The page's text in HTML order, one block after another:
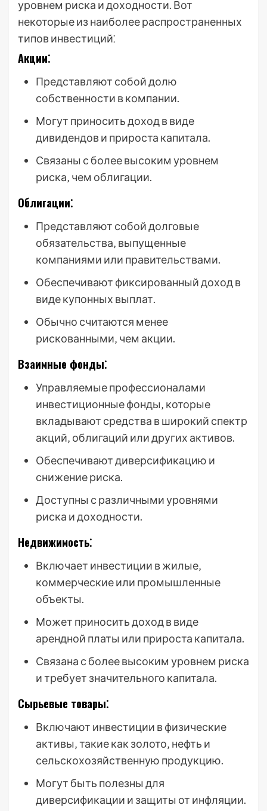
уровнем риска и доходности. Вот
некоторые из наиболее распространенных
типов инвестиций⁚
Акции⁚
Представляют собой долю
собственности в компании.
Могут приносить доход в виде
дивидендов и прироста капитала.
Связаны с более высоким уровнем
риска‚ чем облигации.
Облигации⁚
Представляют собой долговые
обязательства‚ выпущенные
компаниями или правительствами.
Обеспечивают фиксированный доход в
виде купонных выплат.
Обычно считаются менее
рискованными‚ чем акции.
Взаимные фонды⁚
Управляемые профессионалами
инвестиционные фонды‚ которые
вкладывают средства в широкий спектр
акций‚ облигаций или других активов.
Обеспечивают диверсификацию и
снижение риска.
Доступны с различными уровнями
риска и доходности.
Недвижимость⁚
Включает инвестиции в жилые‚
коммерческие или промышленные
объекты.
Может приносить доход в виде
арендной платы или прироста капитала.
Связана с более высоким уровнем риска
и требует значительного капитала.
Сырьевые товары⁚
Включают инвестиции в физические
активы‚ такие как золото‚ нефть и
сельскохозяйственную продукцию.
Могут быть полезны для
диверсификации и защиты от инфляции.